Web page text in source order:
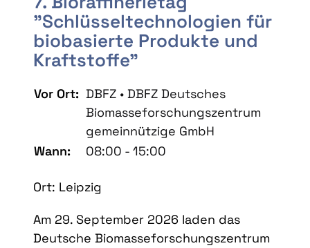
"Schlüsseltechnologien für
biobasierte Produkte und
Kraftstoffe"
Vor Ort: DBFZ • DBFZ Deutsches
Biomasseforschungszentrum
gemeinnützige GmbH
Wann:
08:00 - 15:00
Ort: Leipzig
Am 29. September 2026 laden das
Deutsche Biomasseforschungszentrum